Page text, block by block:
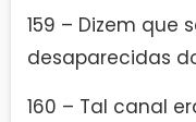
159 – Dizem que
desaparecidas
160 – Tal canal